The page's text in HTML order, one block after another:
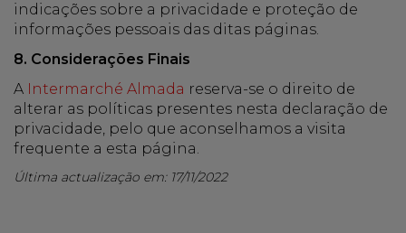
indicações sobre a privacidade e proteção de
informações pessoais das ditas páginas.
8. Considerações Finais
A Intermarché Almada reserva-se o direito de
alterar as políticas presentes nesta declaração de
privacidade, pelo que aconselhamos a visita
frequente a esta página.
Última actualização em: 17/11/2022